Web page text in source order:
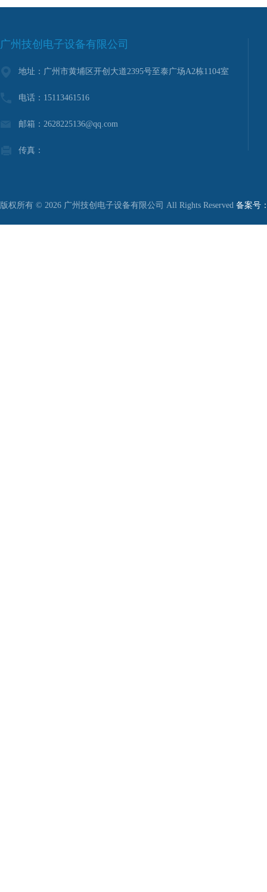
广州技创电子设备有限公司
地址：广州市黄埔区开创大道2395号至泰广场A2栋1104室
电话：15113461516
邮箱：2628225136@qq.com
传真：
版权所有 © 2026 广州技创电子设备有限公司 All Rights Reserved 备案号